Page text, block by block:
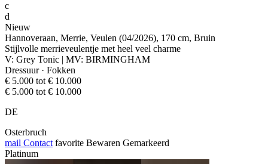
c
d
Nieuw
Hannoveraan, Merrie, Veulen (04/2026), 170 cm, Bruin
Stijlvolle merrieveulentje met heel veel charme
V: Grey Tonic | MV: BIRMINGHAM
Dressuur · Fokken
€ 5.000 tot € 10.000
€ 5.000 tot € 10.000
DE
Osterbruch
mail Contact favorite Bewaren Gemarkeerd
Platinum